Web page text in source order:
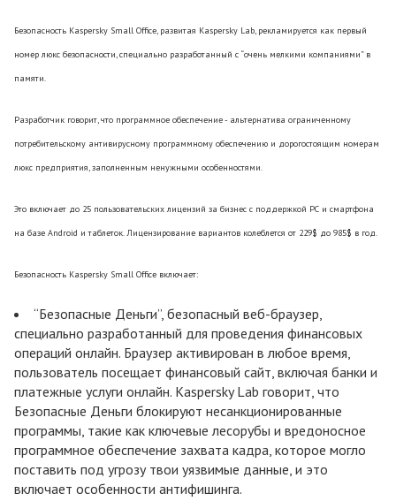
Безопасность Kaspersky Small Office, развитая Kaspersky Lab, рекламируется как первый
номер люкс безопасности, специально разработанный с “очень мелкими компаниями” в
памяти.
Разработчик говорит, что программное обеспечение - альтернатива ограниченному
потребительскому антивирусному программному обеспечению и дорогостоящим номерам
люкс предприятия, заполненным ненужными особенностями.
Это включает до 25 пользовательских лицензий за бизнес с поддержкой PC и смартфона
на базе Android и таблеток. Лицензирование вариантов колеблется от 229$ до 985$ в год.
Безопасность Kaspersky Small Office включает:
“Безопасные Деньги”, безопасный веб-браузер,
специально разработанный для проведения финансовых
операций онлайн. Браузер активирован в любое время,
пользователь посещает финансовый сайт, включая банки и
платежные услуги онлайн. Kaspersky Lab говорит, что
Безопасные Деньги блокируют несанкционированные
программы, такие как ключевые лесорубы и вредоносное
программное обеспечение захвата кадра, которое могло
поставить под угрозу твои уязвимые данные, и это
включает особенности антифишинга.